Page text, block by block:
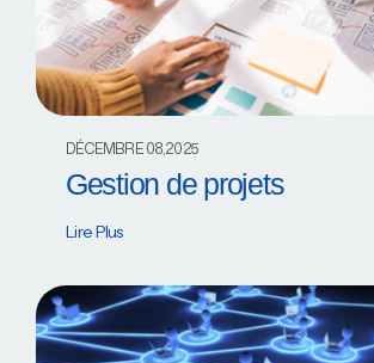
DÉCEMBRE 08,2025
Gestion de projets
Lire Plus